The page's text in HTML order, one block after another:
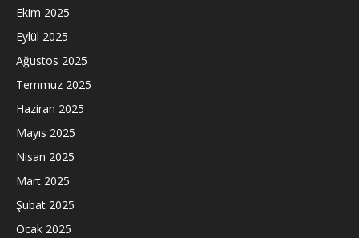
Ekim 2025
Eylül 2025
Ağustos 2025
Temmuz 2025
Haziran 2025
Mayıs 2025
Nisan 2025
Mart 2025
Şubat 2025
Ocak 2025